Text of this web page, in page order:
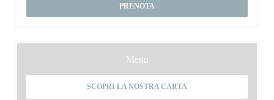
PRENOTA
Menu
SCOPRI LA NOSTRA CARTA